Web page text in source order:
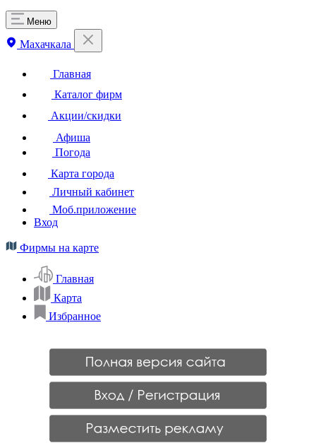
Меню
Махачкала
Главная
Каталог фирм
Акции/скидки
Афиша
Погода
Карта города
Личный кабинет
Моб.приложение
Вход
Фирмы на карте
Главная
Карта
Избранное